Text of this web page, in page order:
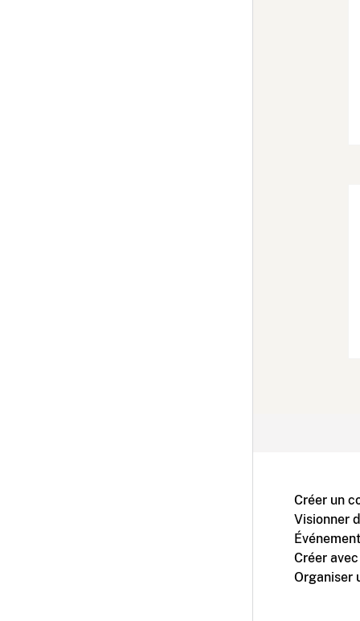
Créer un
Visionner
Créer
Organiser